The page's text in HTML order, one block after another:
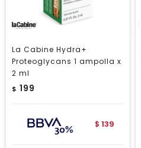
La Cabine Hydra+
Proteoglycans 1 ampolla x
2 ml
$ 199
$ 139